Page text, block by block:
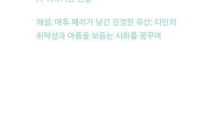
해설: 매튜 페리가 남긴 진정한 유산: 타인의
취약성과 아픔을 보듬는 사회를 꿈꾸며